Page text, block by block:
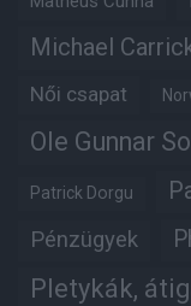
Michael
Női csapat
Ole Gunnar
Patrick Dorgu
Pénzügyek
Pletykák,